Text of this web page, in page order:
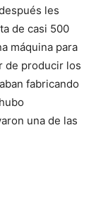
les
de casi 500
máquina para
de producir los
fabricando
una de las